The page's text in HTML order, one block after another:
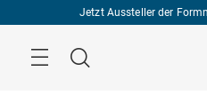
Jetzt Aussteller der
Suche